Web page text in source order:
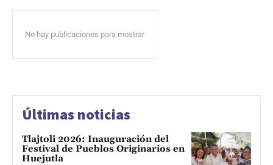
No hay publicaciones para mostrar
Últimas noticias
Tlajtoli 2026: Inauguración del
Festival de Pueblos Originarios en
Huejutla